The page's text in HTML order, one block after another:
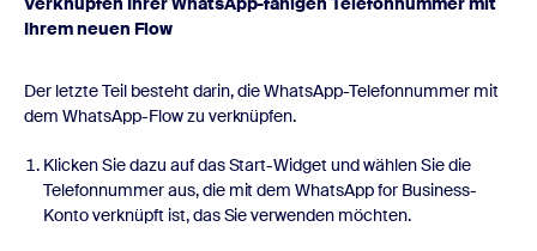
Ihrem neuen Flow
Der letzte Teil besteht darin, die WhatsApp-Telefonnummer mit
dem WhatsApp-Flow zu verknüpfen.
Klicken Sie dazu auf das Start-Widget und wählen Sie die
Telefonnummer aus, die mit dem WhatsApp for Business-
Konto verknüpft ist, das Sie verwenden möchten.